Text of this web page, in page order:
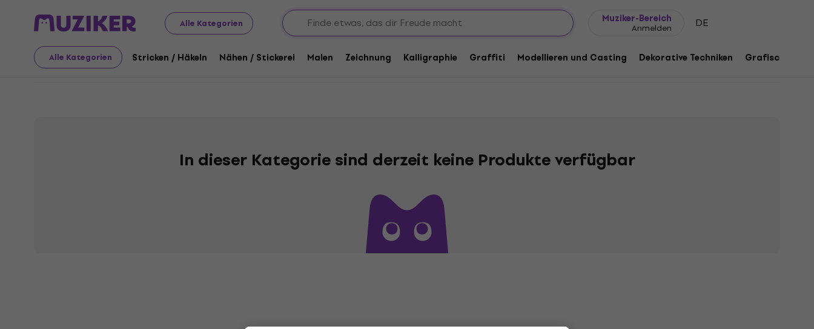
Alle Kategorien
Muziker-Bereich
Anmelden DE
Alle Kategorien Stricken / Häkeln Nähen / Stickerei Malen Zeichnung Kalligraphie Graffiti Modellieren und Casting Dekorative Techniken Grafische
Kunst Stricken / Häkeln Strickgarn Mirafil-Garn
Mirafil-Garn
In dieser Kategorie sind derzeit keine Produkte verfügbar